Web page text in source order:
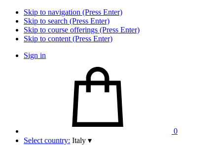
Skip to navigation (Press Enter)
Skip to search (Press Enter)
Skip to course offerings (Press Enter)
Skip to content (Press Enter)
Sign in
0
Select country: Italy ▾